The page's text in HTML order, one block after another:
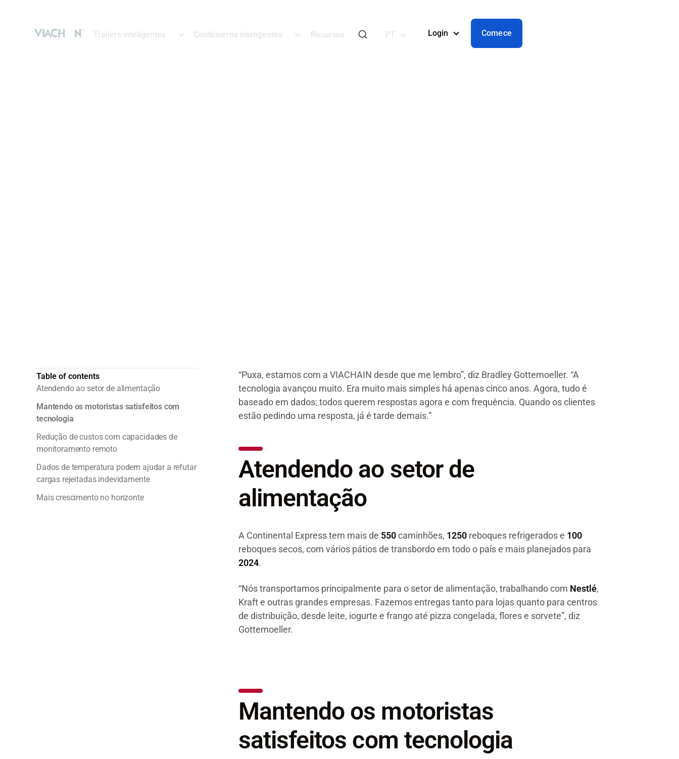
Trailers inteligentes Contêineres inteligentes Recursos PT Login Comece
Table of contents
Atendendo ao setor de alimentação
Mantendo os motoristas satisfeitos com
tecnologia
Redução de custos com capacidades de
monitoramento remoto
Dados de temperatura podem ajudar a refutar
cargas rejeitadas indevidamente
Mais crescimento no horizonte
“Puxa, estamos com a VIACHAIN desde que me lembro”, diz Bradley Gottemoeller. “A
tecnologia avançou muito. Era muito mais simples há apenas cinco anos. Agora, tudo é
baseado em dados; todos querem respostas agora e com frequência. Quando os clientes
estão pedindo uma resposta, já é tarde demais.”
Atendendo ao setor de
alimentação
A Continental Express tem mais de 550caminhões, 1250 reboques refrigerados e 100
reboques secos, com vários pátios de transbordo em todo o país e mais planejados para
2024.
“Nós transportamos principalmente para o setor de alimentação, trabalhando com Nestlé,
Kraft e outras grandes empresas. Fazemos entregas tanto para lojas quanto para centros
de distribuição, desde leite, iogurte e frango até pizza congelada, flores e sorvete”, diz
Gottemoeller.
Mantendo os motoristas
satisfeitos com tecnologia